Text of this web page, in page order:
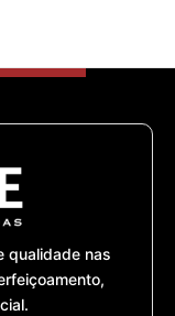
qualidade nas